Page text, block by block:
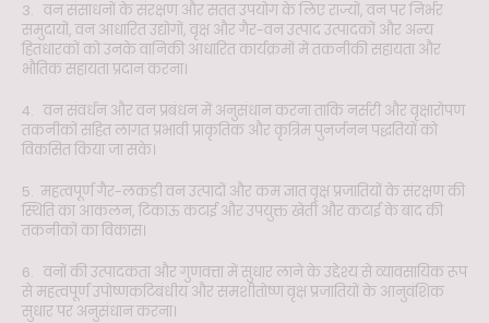
3. वन संसाधनों के संरक्षण और सतत उपयोग के लिए राज्यों, वन पर निर्भर
समुदायों, वन आधारित उद्योगों, वृक्ष और गैर-वन उत्पाद उत्पादकों और अन्य
हितधारकों को उनके वानिकी आधारित कार्यक्रमों में तकनीकी सहायता और
भौतिक सहायता प्रदान करना।
4. वन संवर्धन और वन प्रबंधन में अनुसंधान करना ताकि नर्सरी और वृक्षारोपण
तकनीकों सहित लागत प्रभावी प्राकृतिक और कृत्रिम पुनर्जनन पद्धतियों को
विकसित किया जा सके।
5. महत्वपूर्ण गैर-लकड़ी वन उत्पादों और कम ज्ञात वृक्ष प्रजातियों के संरक्षण की
स्थिति का आकलन, टिकाऊ कटाई और उपयुक्त खेती और कटाई के बाद की
तकनीकों का विकास।
6. वनों की उत्पादकता और गुणवत्ता में सुधार लाने के उद्देश्य से व्यावसायिक रूप
से महत्वपूर्ण उपोष्णकटिबंधीय और समशीतोष्ण वृक्ष प्रजातियों के आनुवंशिक
सुधार पर अनुसंधान करना।